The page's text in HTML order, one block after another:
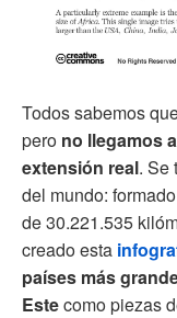
Todos sabemos
pero no llegamos
extensión real. Se
del mundo:
de 30.221.535
creado esta
países más
Estecomo piezas